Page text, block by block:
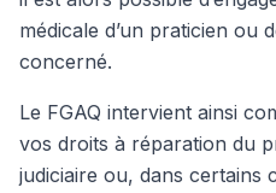
médicale d’un praticien ou
concerné.
Le FGAQ intervient ainsi
vos droits à réparation du
judiciaire ou, dans certains